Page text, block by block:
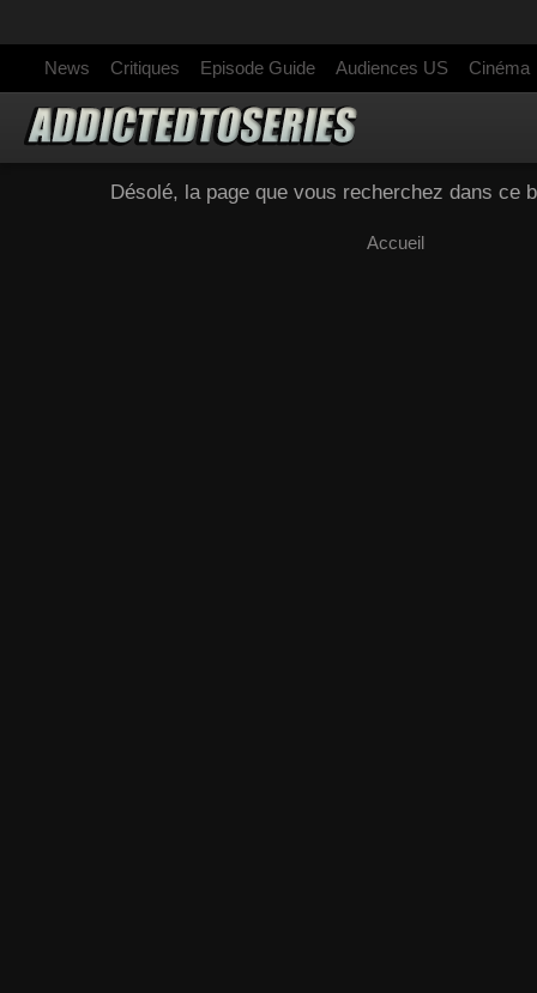
News Critiques Episode Guide Audiences US Cinéma
Désolé, la page que vous recherchez dans ce
Accueil